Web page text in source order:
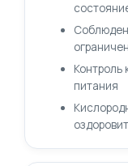
Контроль
питания